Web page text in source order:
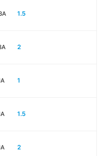
1.5
2
1
1.5
2